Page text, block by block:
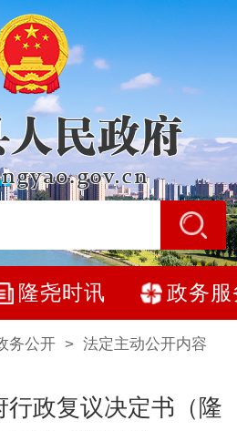
隆尧时讯 政务服
务公开> 法定主动公开内容
行政复议决定书（隆